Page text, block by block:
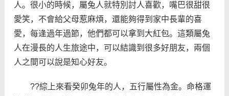
人。很小的時候，屬兔人就特別討人喜歡，嘴巴很甜很
愛笑，不會給父母惹麻煩，還能夠得到家中長輩的喜
愛，每逢過年過節，他們都可以拿到大紅包。這類屬兔
人在漫長的人生旅途中，可以結識到很多好朋友，兩個
人之間可以說是知心好友。
??綜上來看癸卯兔年的人，五行屬性為金。命格運